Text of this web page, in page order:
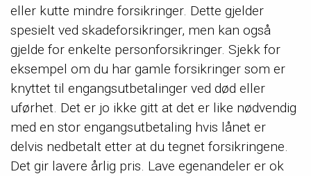
eller kutte mindre forsikringer. Dette gjelder
spesielt ved skadeforsikringer, men kan også
gjelde for enkelte personforsikringer. Sjekk for
eksempel om du har gamle forsikringer som er
knyttet til engangsutbetalinger ved død eller
uførhet. Det er jo ikke gitt at det er like nødvendig
med en stor engangsutbetaling hvis lånet er
delvis nedbetalt etter at du tegnet forsikringene.
Det gir lavere årlig pris. Lave egenandeler er ok